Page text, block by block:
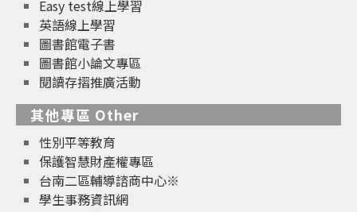
Easy test線上學習
英語線上學習
圖書館電子書
圖書館小論文專區
閱讀存摺推廣活動
其他專區 Other
性別平等教育
保護智慧財產權專區
台南二區輔導諮商中心※
學生事務資訊網